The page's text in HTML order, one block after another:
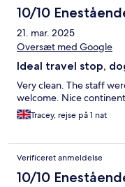
10/10
21. mar. 2025
Oversæt med Google
Ideal travel stop,
Very clean. The staff
welcome. Nice
Tracey, rejse på 1 nat
Verificeret anmeldelse
10/10